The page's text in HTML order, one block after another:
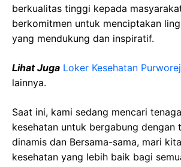
berkualitas tinggi kepada
berkomitmen untuk menciptakan
yang mendukung dan inspiratif.
Lihat Juga Loker Kesehatan
lainnya.
Saat ini, kami sedang mencari tenaga
kesehatan untuk bergabung dengan
dinamis dan Bersama-sama, mari
kesehatan yang lebih baik bagi